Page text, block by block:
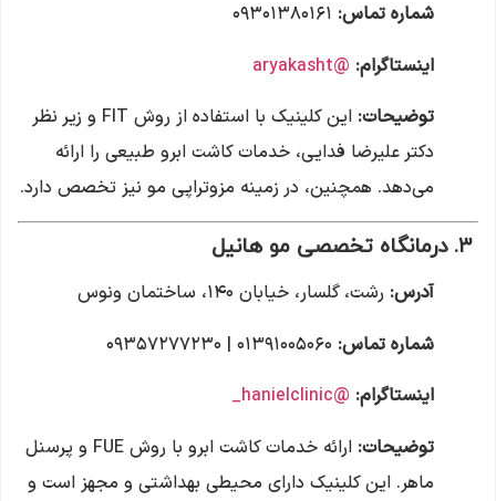
شماره تماس:
اینستاگرام: @aryakasht
توضیحات:
این کلینیک با استفاده از روش FIT و زیر نظر
دکتر علیرضا فدایی، خدمات کاشت ابرو طبیعی را ارائه
می‌دهد. همچنین، در زمینه مزوتراپی مو نیز تخصص دارد.
۳. درمانگاه تخصصی مو هانیل
آدرس: رشت، گلسار، خیابان ۱۴۰، ساختمان ونوس
شماره تماس:
اینستاگرام: @hanielclinic_
توضیحات:
ارائه خدمات کاشت ابرو با روش FUE و پرسنل
ماهر. این کلینیک دارای محیطی بهداشتی و مجهز است و